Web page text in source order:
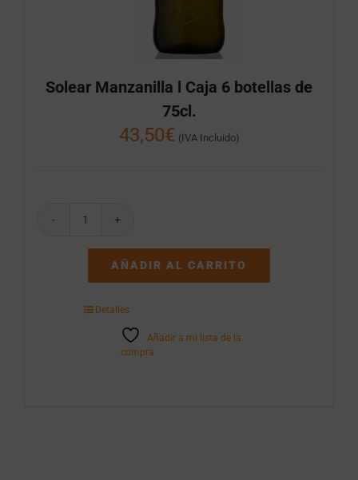
Solear Manzanilla l Caja 6 botellas de
75cl.
43,50€ (IVA Incluido)
Solear
botellas
cantidad
AÑADIR AL CARRITO
Detalles
Añadir a mi lista de la
compra